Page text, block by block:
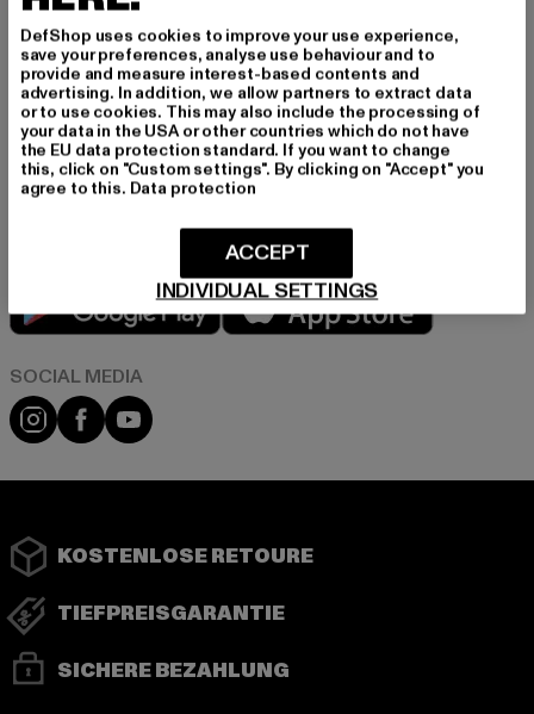
E-MAIL
ANMELDEN
Informationen dazu, wie DefShop mit Deinen Daten umgeht, findest Du
in unserer Datenschutzerklärung. Du kannst Dich jederzeit kostenfei
abmelden.Datenschutzerklärung lesen.
Play market
Instagram
FacebookYouTube
KOSTENLOSE RETOURE
TIEFPREISGARANTIE
SICHERE BEZAHLUNG
DefShop uses cookies to improve your use experience,
save your preferences, analyse use behaviour and to
provide and measure interest-based contents and
advertising. In addition, we allow partners to extract data
or to use cookies. This may also include the processing of
your data in the USA or other countries which do not have
the EU data protection standard. If you want to change
this, click on "Custom settings". By clicking on "Accept" you
agree to this. Data protection
INDIVIDUAL SETTINGS
ACCEPT